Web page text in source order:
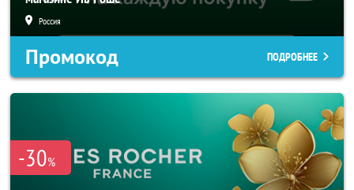
Россия
Промокод ПОДРОБНЕЕ
-30%